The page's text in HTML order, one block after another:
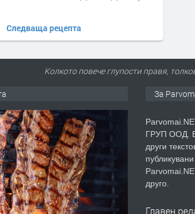
Следваща рецепта
Колкото повече глупости правя,
За
ГРУП ООД.
други
друго.
Главен